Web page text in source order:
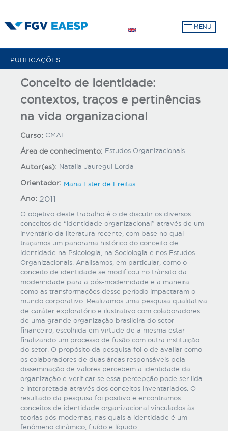
para
MENU
PUBLICAÇÕES
Conceito de Identidade:
contextos, traços e pertinências
na vida organizacional
Curso: CMAE
Área de conhecimento: Estudos Organizacionais
Autor(es): Natalia Jauregui Lorda
Orientador: Maria Ester de Freitas
Ano: 2011
O objetivo deste trabalho é o de discutir os diversos
conceitos de “identidade organizacional” através de um
inventário da literatura recente, com base no qual
traçamos um panorama histórico do conceito de
identidade na Psicologia, na Sociologia e nos Estudos
Organizacionais. Analisamos, em particular, como o
conceito de identidade se modificou no trânsito da
modernidade para a pós-modernidade e a maneira
como as transformações desse período impactaram o
mundo corporativo. Realizamos uma pesquisa qualitativa
de caráter exploratório e ilustrativo com colaboradores
de uma grande organização brasileira do setor
financeiro, escolhida em virtude de a mesma estar
finalizando um processo de fusão com outra instituição
do setor. O propósito da pesquisa foi o de avaliar como
os colaboradores de duas áreas responsáveis pela
disseminação de valores percebem a identidade da
organização e verificar se essa percepção pode ser lida
e interpretada através dos conceitos inventariados. O
resultado da pesquisa foi positivo e encontramos
conceitos de identidade organizacional vinculados às
teorias pós-modernas, nas quais a identidade é um
fenômeno dinâmico, fluído e líquido.